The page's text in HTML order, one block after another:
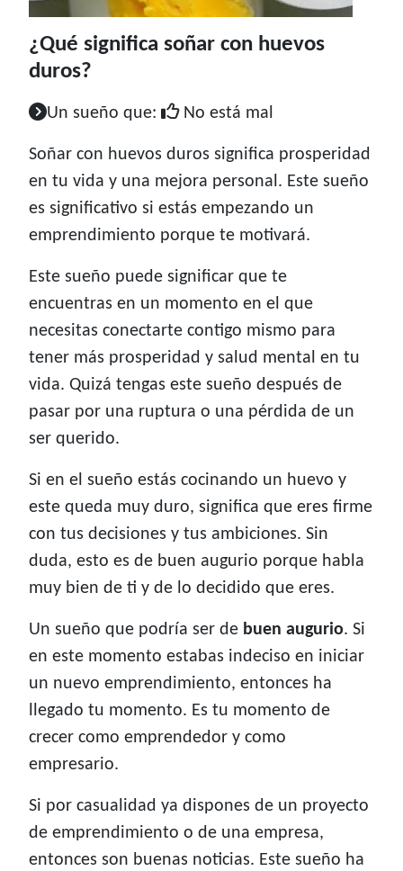
¿Qué significa soñar con huevos
duros?
Un sueño que: No está mal
Soñar con huevos duros significa prosperidad
en tu vida y una mejora personal. Este sueño
es significativo si estás empezando un
emprendimiento porque te motivará.
Este sueño puede significar que te
encuentras en un momento en el que
necesitas conectarte contigo mismo para
tener más prosperidad y salud mental en tu
vida. Quizá tengas este sueño después de
pasar por una ruptura o una pérdida de un
ser querido.
Si en el sueño estás cocinando un huevo y
este queda muy duro, significa que eres firme
con tus decisiones y tus ambiciones. Sin
duda, esto es de buen augurio porque habla
muy bien de ti y de lo decidido que eres.
Un sueño que podría ser de buen augurio. Si
en este momento estabas indeciso en iniciar
un nuevo emprendimiento, entonces ha
llegado tu momento. Es tu momento de
crecer como emprendedor y como
empresario.
Si por casualidad ya dispones de un proyecto
de emprendimiento o de una empresa,
entonces son buenas noticias. Este sueño ha